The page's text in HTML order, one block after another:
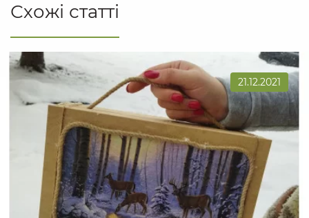
Схожі статті
21.12.2021